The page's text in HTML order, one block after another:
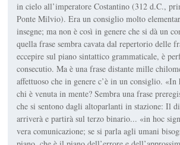
in cielo all’imperatore Costantino (312 d.C.,
Ponte Milvio). Era un consiglio molto
insegne; ma non è così in genere che si dà un
quella frase sembra cavata dal repertorio delle
eccepire sul piano sintattico grammaticale, è
consecutio. Ma è una frase distante mille
affettuoso che in genere c’è in un consiglio. «In
chi è venuta in mente? Sembra una frase
che si sentono dagli altoparlanti in stazione: Il
arriverà e partirà sul terzo binario... «in hoc
vera comunicazione; se si parla agli umani